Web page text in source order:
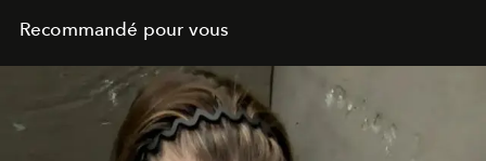
Recommandé pour vous